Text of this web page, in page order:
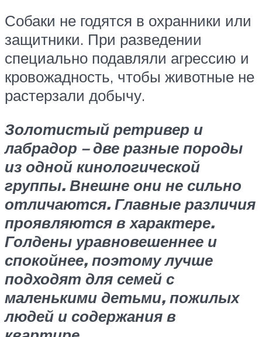
Собаки не годятся в охранники или
защитники. При разведении
специально подавляли агрессию и
кровожадность, чтобы животные не
растерзали добычу.
Золотистый ретривер и
лабрадор – две разные породы
из одной кинологической
группы. Внешне они не сильно
отличаются. Главные различия
проявляются в характере.
Голдены уравновешеннее и
спокойнее, поэтому лучше
подходят для семей с
маленькими детьми, пожилых
людей и содержания в